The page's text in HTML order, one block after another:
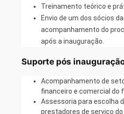
Treinamento teórico e
Envio de um dos sócios
acompanhamento do
após a inauguração.
Suporte pós
Acompanhamento de
financeiro e comercial do
Assessoria para escolha
prestadores de serviço